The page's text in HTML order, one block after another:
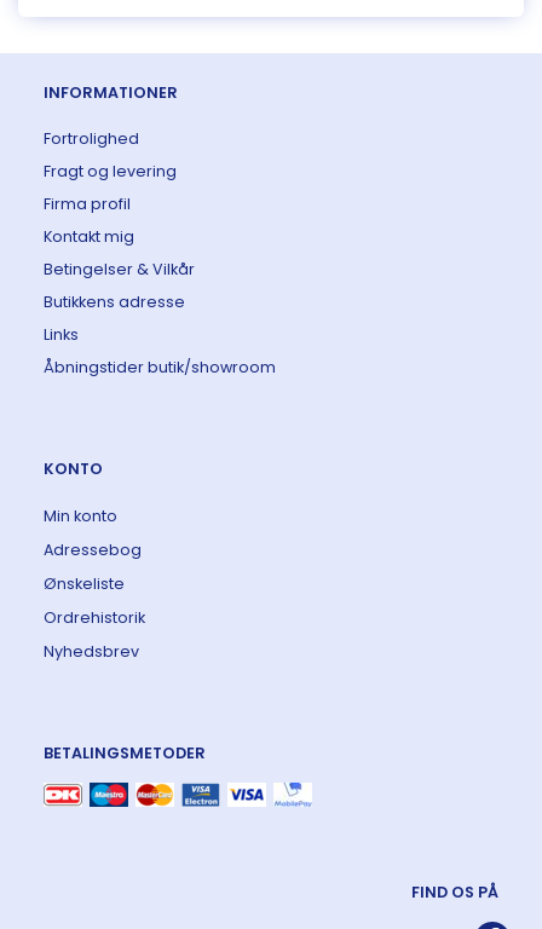
INFORMATIONER
Fortrolighed
Fragt og levering
Firma profil
Kontakt mig
Betingelser & Vilkår
Butikkens adresse
Links
Åbningstider butik/showroom
KONTO
Min konto
Adressebog
Ønskeliste
Ordrehistorik
Nyhedsbrev
BETALINGSMETODER
FIND OS PÅ